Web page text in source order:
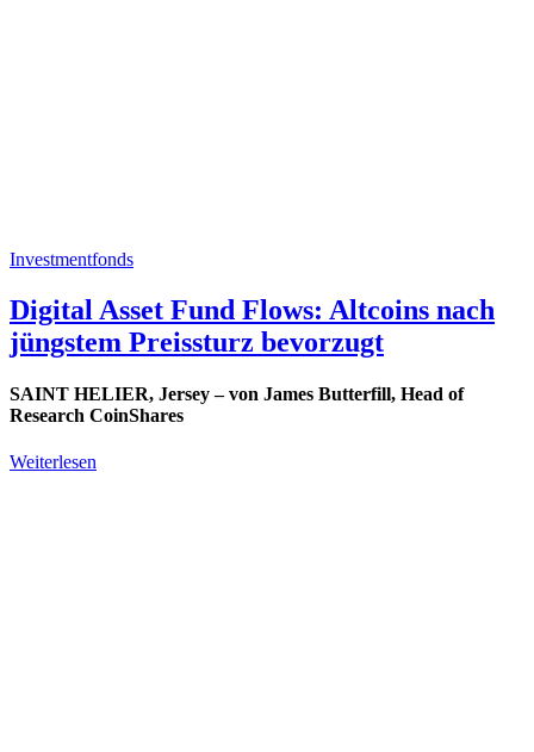
Investmentfonds
Digital Asset Fund Flows: Altcoins nach
jüngstem Preissturz bevorzugt
SAINT HELIER, Jersey – von James Butterfill, Head of
Research CoinShares
Weiterlesen